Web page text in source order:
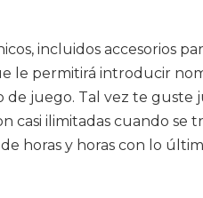
incluidos accesorios
le permitirá introducir
juego. Tal vez te guste
casi ilimitadas cuando se
horas y horas con lo